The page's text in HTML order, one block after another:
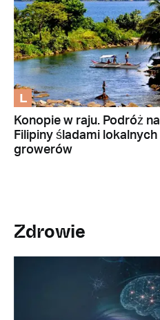
L
Konopie w raju. Podróż na
Filipiny śladami lokalnych
growerów
Zdrowie